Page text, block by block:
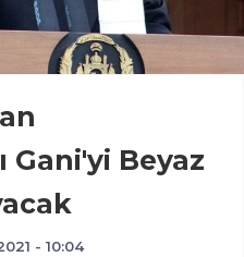
Gani'yi Beyaz
- 10:04